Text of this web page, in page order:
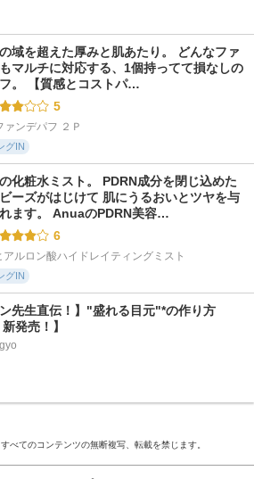
域を超えた厚みと肌あたり。 どんなファ
マルチに対応する、1個持ってて損なしの
。 【質感とコストパ…
5
ァンデパフ ２Ｐ
グIN
化粧水ミスト。 PDRN成分を閉じ込めた
ーズがはじけて 肌にうるおいとツヤを与
ます。 AnuaのPDRN美容…
6
アルロン酸ハイドレイティングミスト
グIN
ン先生直伝！】"盛れる目元"*の作り方
新発売！】
べてのコンテンツの無断複写、転載を禁じます。